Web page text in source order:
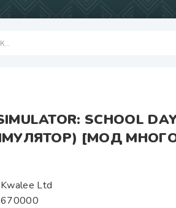
SCHOOL
[МОД
Kwalee Ltd
670000